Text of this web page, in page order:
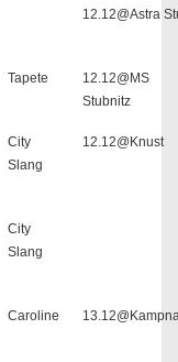
12.12@Astra
Tapete
12.12@MS
Stubnitz
City
Slang
12.12@Knust
City
Slang
Caroline